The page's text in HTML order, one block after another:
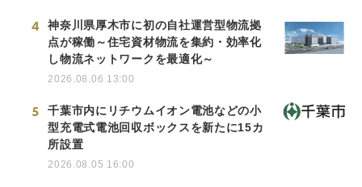
4
神奈川県厚木市に初の自社運営型物流拠
点が稼働～住宅資材物流を集約・効率化
し物流ネットワークを最適化～
2026.08.06 13:00
5
千葉市内にリチウムイオン電池などの小
型充電式電池回収ボックスを新たに15カ
所設置
2026.08.05 16:00